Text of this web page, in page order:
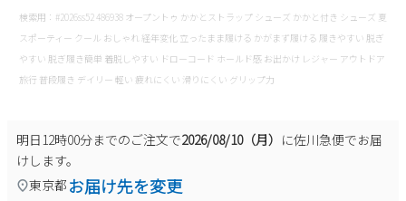
検索用：#2026ss52 486938 オープントゥ かかとストラップ シューズ かかと付き シューズ 夏
スポーティー クール おしゃれ 経年変化 立ったまま履ける かがまず履ける 履きやすい 脱ぎ
やすい 脱ぎ履き簡単 着脱しやすい ドローコード ホールド感 お出かけ レジャー アウトドア
旅行 普段履き デイリー 軽い 疲れにくい 滑りにくい グリップ力
明日 12時00分までのご注文で2026/08/10（月） に佐川急便でお届
けします。
東京都 お届け先を変更